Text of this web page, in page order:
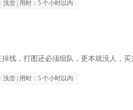
浅尝 | 用时： 5 个小时以内
线，打图还必须组队，更本就没人，
浅尝 | 用时： 5 个小时以内